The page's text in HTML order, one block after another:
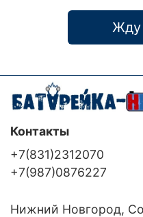
Жду
Контакты
+7(831)2312070
+7(987)0876227
Нижний Новгород,